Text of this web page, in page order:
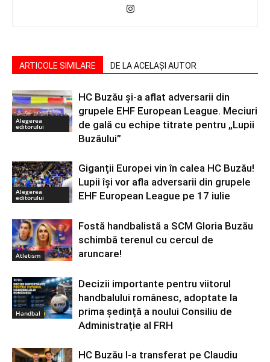
ARTICOLE SIMILARE DE LA ACELAȘI AUTOR
Alegerea
editorului
HC Buzău și-a aflat adversarii din
grupele EHF European League. Meciuri
de gală cu echipe titrate pentru „Lupii
Buzăului”
Alegerea
editorului
Giganții Europei vin în calea HC Buzău!
Lupii își vor afla adversarii din grupele
EHF European League pe 17 iulie
Atletism
Fostă handbalistă a SCM Gloria Buzău
schimbă terenul cu cercul de
aruncare!
Handbal
Decizii importante pentru viitorul
handbalului românesc, adoptate la
prima ședință a noului Consiliu de
Administrație al FRH
HC Buzău l-a transferat pe Claudiu